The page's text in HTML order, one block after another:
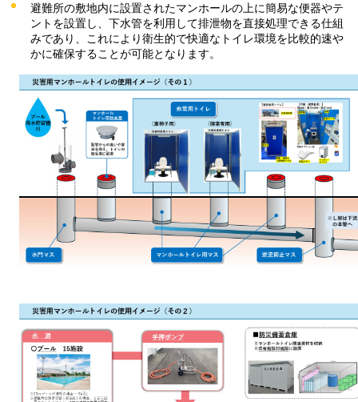
避難所の敷地内に設置されたマンホールの上に簡易な便器やテ
ントを設置し、下水管を利用して排泄物を直接処理できる仕組
みであり、これにより衛生的で快適なトイレ環境を比較的速や
かに確保することが可能となります。